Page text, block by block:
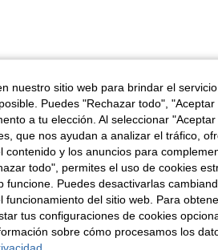
nuestro sitio web para brindar el
Puedes "Rechazar todo",
a tu elección. Al seleccionar "Aceptar
que nos ayudan a analizar el tráfico,
y los anuncios para
todo", permites el uso de cookies
Puedes desactivarlas
del sitio web. Para
tus configuraciones de cookies
sobre cómo procesamos los